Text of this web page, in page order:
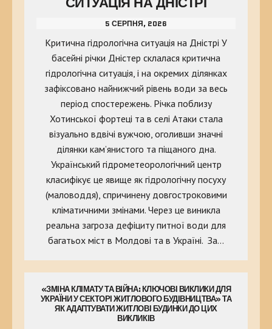
5 СЕРПНЯ, 2026
Критична гідрологічна ситуація на Дністрі У
басейні річки Дністер склалася критична
гідрологічна ситуація, і на окремих ділянках
зафіксовано найнижчий рівень води за весь
період спостережень. Річка поблизу
Хотинської фортеці та в селі Атаки стала
візуально вдвічі вужчою, оголивши значні
ділянки кам’янистого та піщаного дна.
Український гідрометеорологічний центр
класифікує це явище як гідрологічну посуху
(маловоддя), спричинену довгостроковими
кліматичними змінами. Через це виникла
реальна загроза дефіциту питної води для
багатьох міст в Молдові та в Україні. За…
«ЗМІНА КЛІМАТУ ТА ВІЙНА: КЛЮЧОВІ ВИКЛИКИ ДЛЯ
УКРАЇНИ У СЕКТОРІ ЖИТЛОВОГО БУДІВНИЦТВА» ТА
ЯК АДАПТУВАТИ ЖИТЛОВІ БУДИНКИ ДО ЦИХ
ВИКЛИКІВ